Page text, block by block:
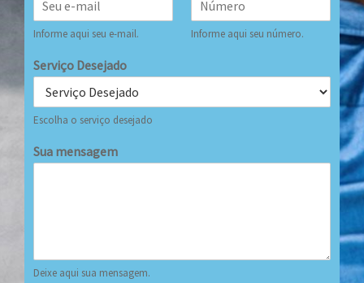
Informe aqui seu e-mail. Informe aqui seu número.
Serviço Desejado
Escolha o serviço desejado
Sua mensagem
Deixe aqui sua mensagem.